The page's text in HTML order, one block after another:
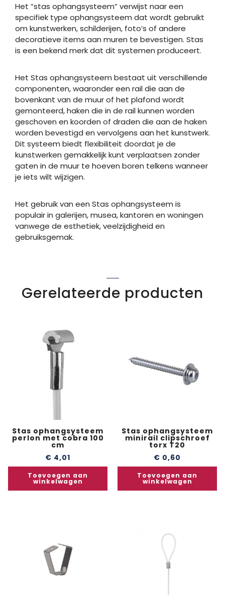
Het “stas ophangsysteem” verwijst naar een
specifiek type ophangsysteem dat wordt gebruikt
om kunstwerken, schilderijen, foto’s of andere
decoratieve items aan muren te bevestigen. Stas
is een bekend merk dat dit systemen produceert.
Het Stas ophangsysteem bestaat uit verschillende
componenten, waaronder een rail die aan de
bovenkant van de muur of het plafond wordt
gemonteerd, haken die in de rail kunnen worden
geschoven en koorden of draden die aan de haken
worden bevestigd en vervolgens aan het kunstwerk.
Dit systeem biedt flexibiliteit doordat je de
kunstwerken gemakkelijk kunt verplaatsen zonder
gaten in de muur te hoeven boren telkens wanneer
je iets wilt wijzigen.
Het gebruik van een Stas ophangsysteem is
populair in galerijen, musea, kantoren en woningen
vanwege de esthetiek, veelzijdigheid en
gebruiksgemak.
Gerelateerde producten
Stas ophangsysteem
perlon met cobra 100
cm
€ 4,01
Toevoegen aan
winkelwagen
Stas ophangsysteem
minirail clipschroef
torx T20
€ 0,60
Toevoegen aan
winkelwagen